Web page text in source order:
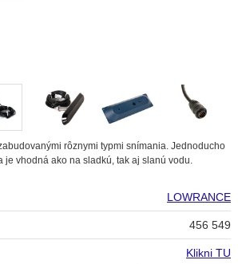
rôznymi typmi snímania. Jednoducho
vhodná ako na sladkú, tak aj slanú vodu.
LOWRANCE
456 549
Klikni TU